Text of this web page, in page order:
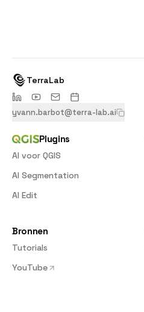
TerraLab
yvann.barbot@terra-lab.ai
Plugins
AI voor QGIS
AI Segmentation
AI Edit
Bronnen
Tutorials
YouTube